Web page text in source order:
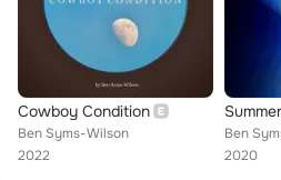
Cowboy Condition
Ben Syms-Wilson
2022
Ben
2020